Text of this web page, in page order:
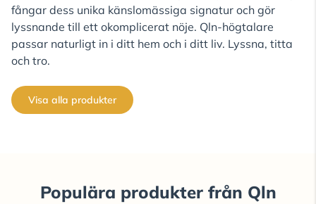
fångar dess unika känslomässiga signatur och gör
lyssnande till ett okomplicerat nöje. Qln-högtalare
passar naturligt in i ditt hem och i ditt liv. Lyssna, titta
och tro.
Visa alla produkter
Populära produkter från Qln